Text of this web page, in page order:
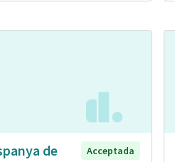
de
Acceptada